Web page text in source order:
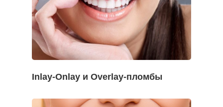
Inlay-Onlay и Overlay-пломбы